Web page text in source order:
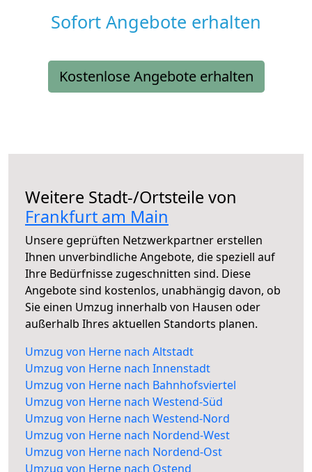
Sofort Angebote erhalten
Kostenlose Angebote erhalten
Weitere Stadt-/Ortsteile von
Frankfurt am Main
Unsere geprüften Netzwerkpartner erstellen
Ihnen unverbindliche Angebote, die speziell auf
Ihre Bedürfnisse zugeschnitten sind. Diese
Angebote sind kostenlos, unabhängig davon, ob
Sie einen Umzug innerhalb von Hausen oder
außerhalb Ihres aktuellen Standorts planen.
Umzug von Herne nach Altstadt
Umzug von Herne nach Innenstadt
Umzug von Herne nach Bahnhofsviertel
Umzug von Herne nach Westend-Süd
Umzug von Herne nach Westend-Nord
Umzug von Herne nach Nordend-West
Umzug von Herne nach Nordend-Ost
Umzug von Herne nach Ostend